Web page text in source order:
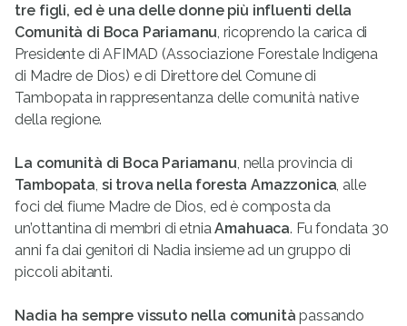
tre figli, ed è una delle donne più influenti della
Comunità di Boca Pariamanu, ricoprendo la carica di
Presidente di AFIMAD (Associazione Forestale Indigena
di Madre de Dios) e di Direttore del Comune di
Tambopata in rappresentanza delle comunità native
della regione.
La comunità di Boca Pariamanu, nella provincia di
Tambopata, si trova nella foresta Amazzonica, alle
foci del fiume Madre de Dios, ed è composta da
un’ottantina di membri di etniaAmahuaca. Fu fondata 30
anni fa dai genitori di Nadia insieme ad un gruppo di
piccoli abitanti.
Nadia ha sempre vissuto nella comunità passando